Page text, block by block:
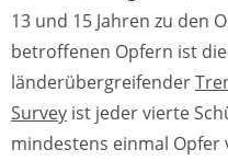
13 und 15 Jahren zu den
betroffenen Opfern ist
länderübergreifender
Survey ist jeder vierte
mindestens einmal